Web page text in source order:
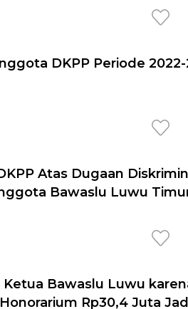
DKPP Periode
Atas Dugaan
Bawaslu Luwu
Bawaslu Luwu
Rp30,4 Juta